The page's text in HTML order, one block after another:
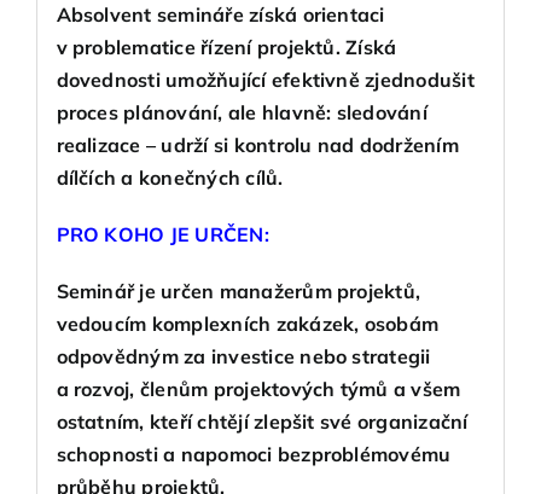
Absolvent semináře získá orientaci
v problematice řízení projektů. Získá
dovednosti umožňující efektivně zjednodušit
proces plánování, ale hlavně: sledování
realizace – udrží si kontrolu nad dodržením
dílčích a konečných cílů.
PRO KOHO JE URČEN:
Seminář je určen manažerům projektů,
vedoucím komplexních zakázek, osobám
odpovědným za investice nebo strategii
a rozvoj, členům projektových týmů a všem
ostatním, kteří chtějí zlepšit své organizační
schopnosti a napomoci bezproblémovému
průběhu projektů.